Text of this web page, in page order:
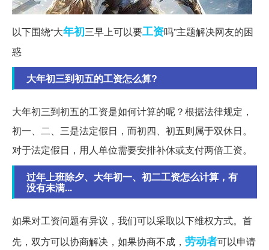
以下围绕“大年初三早上可以要工资吗”主题解决网友的困
惑
大年初三到初五的工资怎么算?
大年初三到初五的工资是如何计算的呢？根据法律规定，
初一、二、三是法定假日，而初四、初五则属于双休日。
对于法定假日，用人单位需要安排补休或支付两倍工资。
过年上班除夕、大年初一、初二工资怎么计算，有
没有未满...
如果对工资问题有异议，我们可以采取以下维权方式。首
先，双方可以协商解决，如果协商不成， 劳动者可以申请